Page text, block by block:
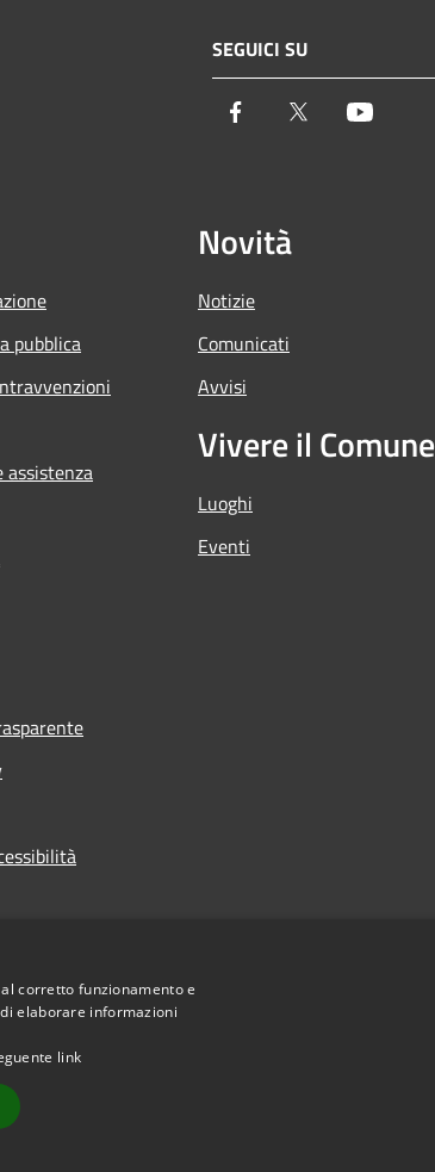
SEGUICI SU
Facebook Twitter
pubblica
assistenza
Novità
Notizie
Comunicati
Avvisi
Vivere il Comune
Luoghi
Eventi
• Città di Pomezia • Powered by
corretto funzionamento e
elaborare informazioni
link